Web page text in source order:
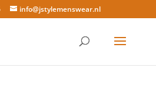
info@jstylemenswear.nl